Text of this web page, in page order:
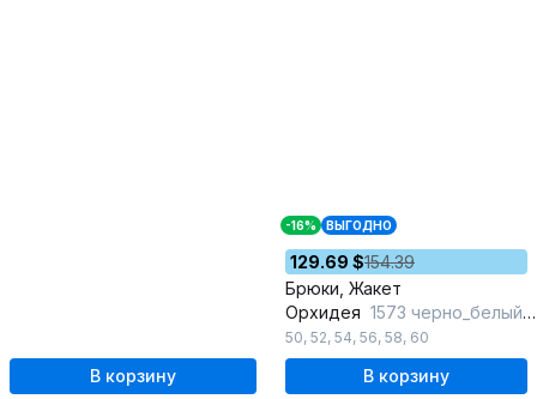
В корзину
-16% ВЫГОДНО
129.69 $154.39
Брюки, Жакет
Орхидея 1573 черно_белый_горох_черный
50, 52, 54, 56, 58, 60
В корзину